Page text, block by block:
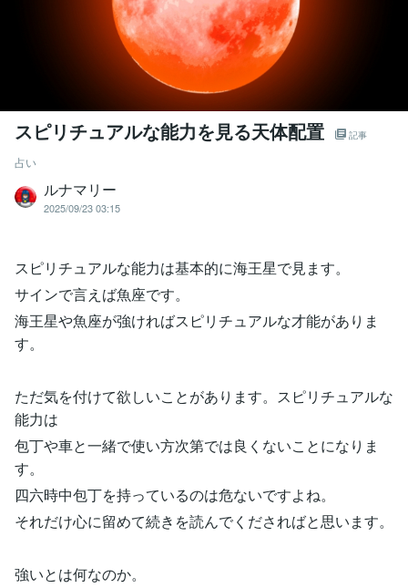
スピリチュアルな能力を見る天体配置 記事
占い
ルナマリー
2025/09/23 03:15
スピリチュアルな能力は基本的に海王星で見ます。
サインで言えば魚座です。
海王星や魚座が強ければスピリチュアルな才能がありま
す。
ただ気を付けて欲しいことがあります。スピリチュアルな
能力は
包丁や車と一緒で使い方次第では良くないことになりま
す。
四六時中包丁を持っているのは危ないですよね。
それだけ心に留めて続きを読んでくださればと思います。
強いとは何なのか。